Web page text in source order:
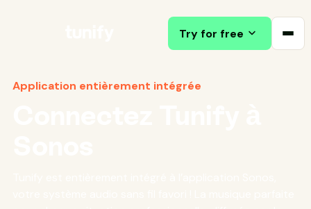
Try for free
Application entièrement intégrée